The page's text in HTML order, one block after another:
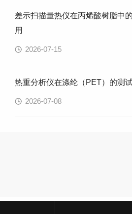
差示扫描量热仪在丙烯酸树脂中
用
2026-07-15
热重分析仪在涤纶（PET）的测
2026-07-08